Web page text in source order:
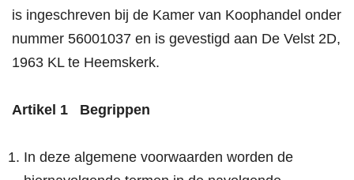
is ingeschreven bij de Kamer van Koophandel onder
nummer 56001037 en is gevestigd aan De Velst 2D,
1963 KL te Heemskerk.
Artikel 1 Begrippen
In deze algemene voorwaarden worden de